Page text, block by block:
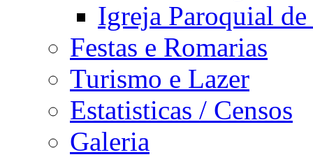
Igreja Paroquial de
Festas e Romarias
Turismo e Lazer
Estatisticas / Censos
Galeria